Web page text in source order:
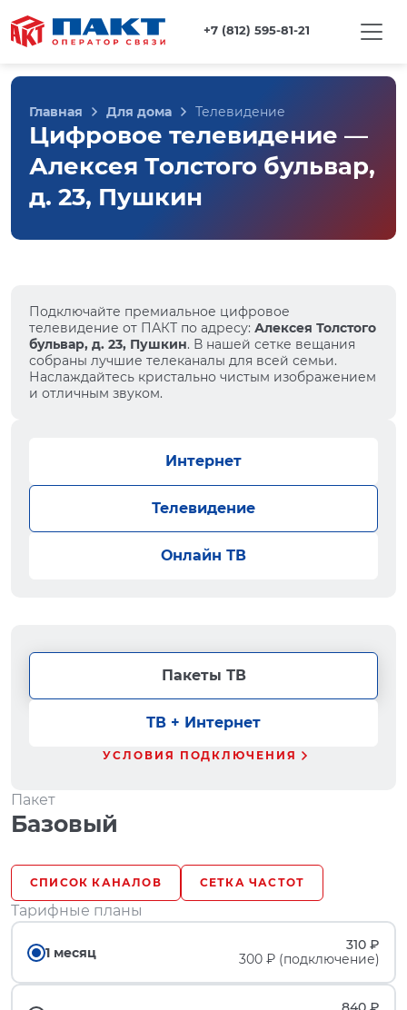
+7 (812) 595-81-21
Главная Для дома Телевидение
Цифровое телевидение —
Алексея Толстого бульвар,
д. 23, Пушкин
Подключайте премиальное цифровое
телевидение от ПАКТ по адресу: Алексея Толстого
бульвар, д. 23, Пушкин. В нашей сетке вещания
собраны лучшие телеканалы для всей семьи.
Наслаждайтесь кристально чистым изображением
и отличным звуком.
Интернет
Телевидение
Онлайн ТВ
Пакеты ТВ
ТВ + Интернет
УСЛОВИЯ ПОДКЛЮЧЕНИЯ
Пакет
Базовый
СПИСОК КАНАЛОВ СЕТКА ЧАСТОТ
Тарифные планы
1 месяц
310 ₽
300 ₽ (подключение)